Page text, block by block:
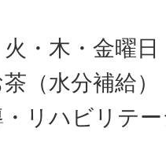
・木・金曜
（水分補給）
リハビリテ